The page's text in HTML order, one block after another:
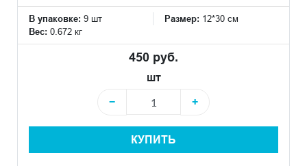
В упаковке: 9 шт Размер: 12*30 см
Вес: 0.672 кг
450 руб.
шт
−
+
КУПИТЬ